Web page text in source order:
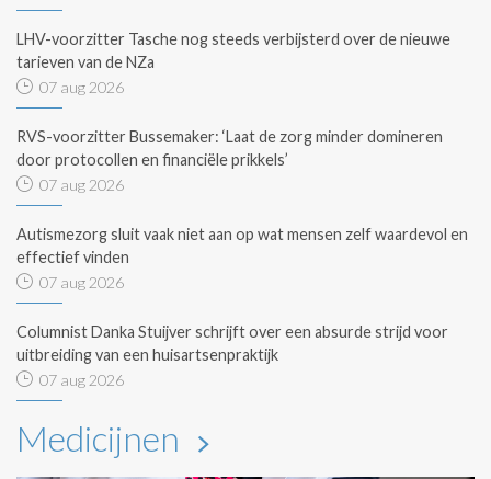
LHV-voorzitter Tasche nog steeds verbijsterd over de nieuwe
tarieven van de NZa
07 aug 2026
RVS-voorzitter Bussemaker: ‘Laat de zorg minder domineren
door protocollen en financiële prikkels’
07 aug 2026
Autismezorg sluit vaak niet aan op wat mensen zelf waardevol en
effectief vinden
07 aug 2026
Columnist Danka Stuijver schrijft over een absurde strijd voor
uitbreiding van een huisartsenpraktijk
07 aug 2026
Medicijnen